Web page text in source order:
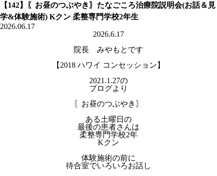
【142】〖お昼のつぶやき〗たなごころ治療院説明会(お話＆見
学&体験施術) Kクン 柔整専門学校2年生
2026.06.17
2026.6.17
院長 みやもとです
【2018 ハワイ コンセッション】
2021.1.27の
ブログより
〖お昼のつぶやき〗
ある土曜日の
最後の患者さんは
柔整専門学校2年
Kクン
体験施術の前に
待合室でいろいろお話し